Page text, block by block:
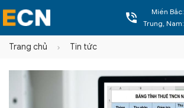
Miền Bắc:
Trung, Nam:
Trang chủ Tin tức